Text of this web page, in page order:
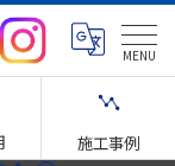
施工事例